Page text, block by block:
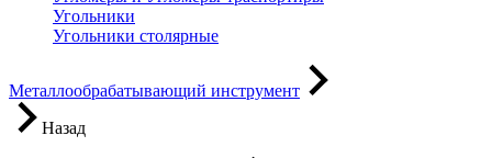
Угольники
Угольники столярные
Металлообрабатывающий инструмент
Назад